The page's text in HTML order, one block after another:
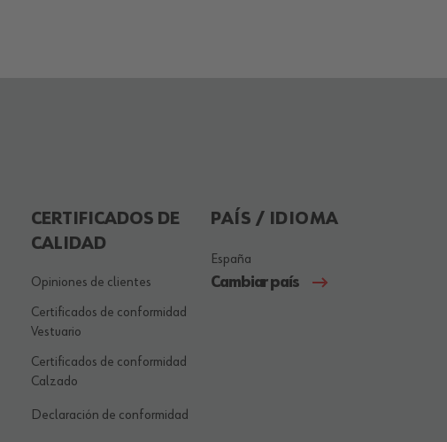
CERTIFICADOS DE
CALIDAD
Opiniones de clientes
Certificados de conformidad
Vestuario
Certificados de conformidad
Calzado
Declaración de conformidad
PAÍS / IDIOMA
España
Cambiar país